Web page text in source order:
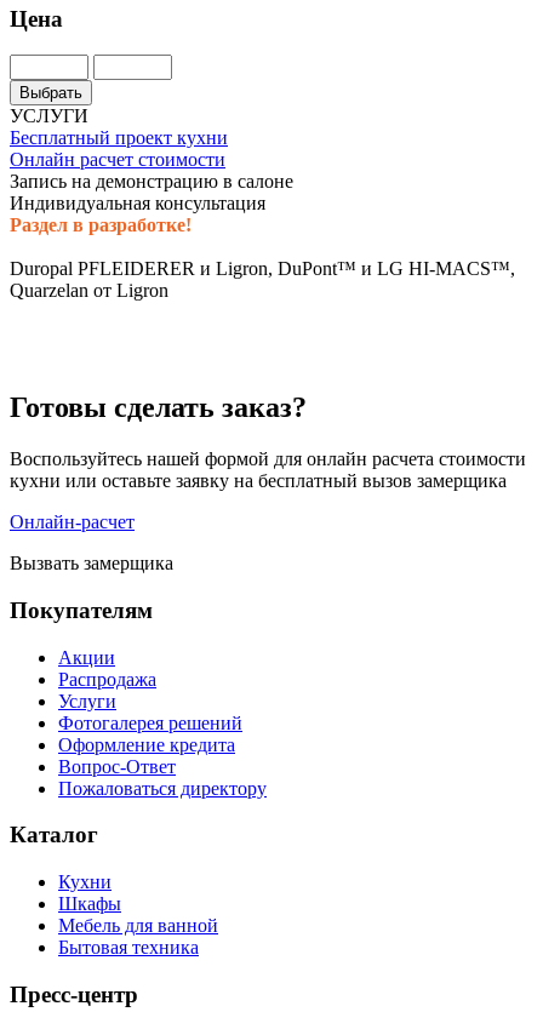
Цена
УСЛУГИ
Бесплатный проект кухни
Онлайн расчет стоимости
Запись на демонстрацию в салоне
Индивидуальная консультация
Раздел в разработке!
Duropal PFLEIDERER и Ligron, DuPont™ и LG HI-MACS™,
Quarzelan от Ligron
Готовы сделать заказ?
Воспользуйтесь нашей формой для онлайн расчета стоимости
кухни или оставьте заявку на бесплатный вызов замерщика
Онлайн-расчет
Вызвать замерщика
Покупателям
Акции
Распродажа
Услуги
Фотогалерея решений
Оформление кредита
Вопрос-Ответ
Пожаловаться директору
Каталог
Кухни
Шкафы
Мебель для ванной
Бытовая техника
Пресс-центр